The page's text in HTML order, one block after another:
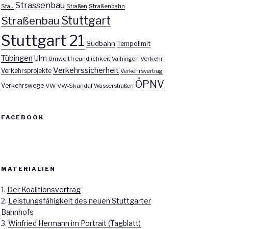
Stau Strassenbau Straßen Straßenbahn
Straßenbau Stuttgart
Stuttgart 21 Südbahn Tempolimit
Tübingen Ulm Umweltfreundlichkeit Vaihingen Verkehr
Verkehrsprojekte Verkehrssicherheit Verkehrsvertrag
Verkehrswege VW VW-Skandal Wasserstraßen ÖPNV
FACEBOOK
MATERIALIEN
1. Der Koalitionsvertrag
2. Leistungsfähigkeit des neuen Stuttgarter
Bahnhofs
3. Winfried Hermann im Portrait (Tagblatt)